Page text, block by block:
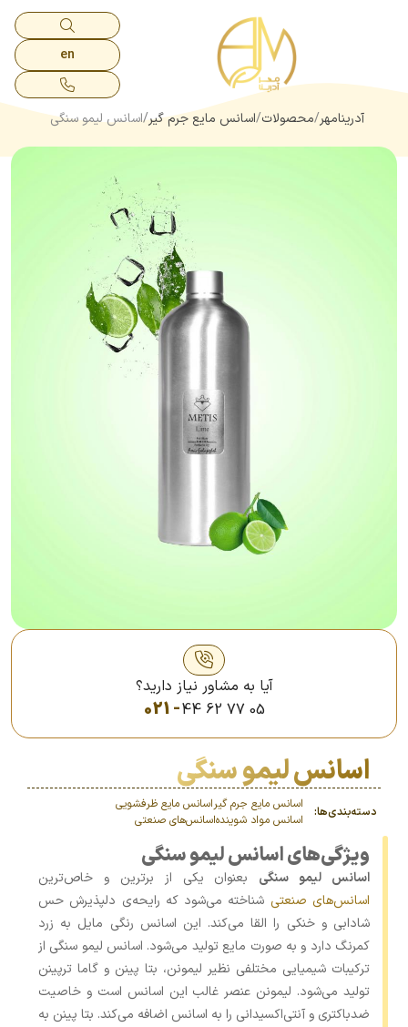
en
آدرینامهر محصولات اسانس مایع جرم گیر اسانس لیمو سنگی
آیا به مشاور نیاز دارید؟
021 -44 62 77 05
اسانس لیمو سنگی
دسته‌بندی‌ها: اسانس مایع جرم گیراسانس مایع ظرفشویی
اسانس مواد شویندهاسانس‌های صنعتی
ویژگی‌های اسانس لیمو سنگی
اسانس لیمو سنگی بعنوان یکی از برترین و خاص‌ترین
اسانس‌های صنعتی شناخته می‌شود که رایحه‌ی دلپذیرش حس
شادابی و خنکی را القا می‌کند. این اسانس رنگی مایل به زرد
کمرنگ دارد و به صورت مایع تولید می‌شود. اسانس لیمو سنگی از
ترکیبات شیمیایی مختلفی نظیر لیمونن، بتا پینن و گاما ترپینن
تولید می‌شود. لیمونن عنصر غالب این اسانس است و خاصیت
ضدباکتری و آنتی‌اکسیدانی را به اسانس اضافه می‌کند. بتا پینن به